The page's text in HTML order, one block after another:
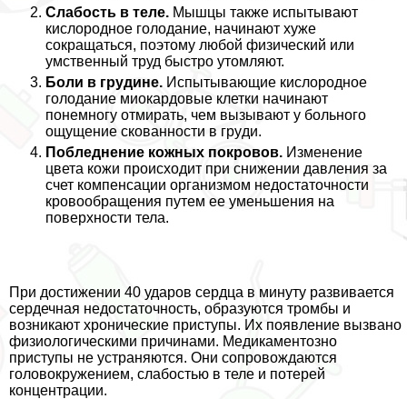
Слабость в теле. Мышцы также испытывают
кислородное голодание, начинают хуже
сокращаться, поэтому любой физический или
умственный труд быстро утомляют.
Боли в гpyдине. Испытывающие кислородное
голодание миокардовые клетки начинают
понемногу отмирать, чем вызывают у больного
ощущение скованности в гpyди.
Побледнение кожных покровов. Изменение
цвета кожи происходит при снижении давления за
счет компенсации организмом недостаточности
кровообращения путем ее уменьшения на
поверхности тела.
При достижении 40 ударов сердца в минуту развивается
сердечная недостаточность, образуются тромбы и
возникают хронические приступы. Их появление вызвано
физиологическими причинами. Медикаментозно
приступы не устраняются. Они сопровождаются
головокружением, слабостью в теле и потерей
концентрации.